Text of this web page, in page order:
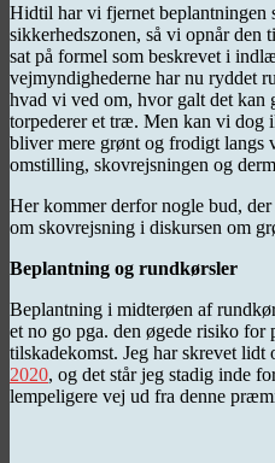
Hidtil har vi fjernet beplantningen
sikkerhedszonen, så vi opnår den
sat på formel som beskrevet i
vejmyndighederne har nu ryddet
hvad vi ved om, hvor galt det kan
torpederer et træ. Men kan vi dog
bliver mere grønt og frodigt langs
omstilling, skovrejsningen og
Her kommer derfor nogle bud,
om skovrejsning i diskursen om
Beplantning og rundkørsler
Beplantning i midterøen af
et no go pga. den øgede risiko for
tilskadekomst. Jeg har skrevet
2020, og det står jeg stadig inde
lempeligere vej ud fra denne